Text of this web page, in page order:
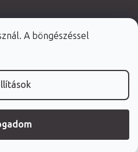
A böngészéssel
készítette